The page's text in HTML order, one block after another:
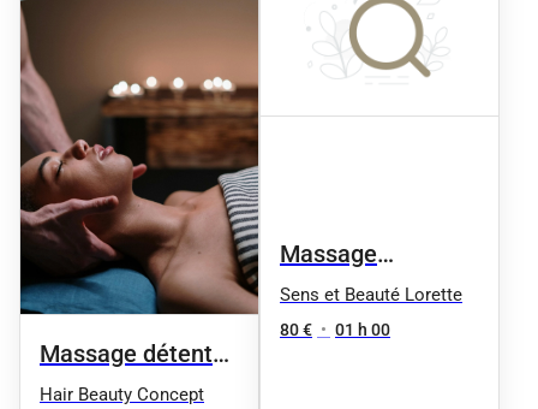
Massage détente
corps complet
Hair Beauty Concept
Massage
californien 1h
Sens et Beauté Lorette
80 € • 01 h 00